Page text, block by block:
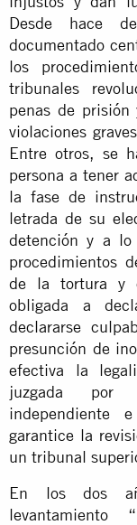
Desde hace
documentado
los
tribunales
penas de
violaciones
Entre otros, se
persona a tener
la fase de
letrada de su
detención y a
procedimientos
de la tortura y
obligada a
declararse
presunción de
efectiva la
juzgada por
garantice la
un tribunal
En los dos
levantamiento